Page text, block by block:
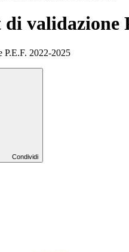
validazione
P.E.F. 2022-2025
Condividi